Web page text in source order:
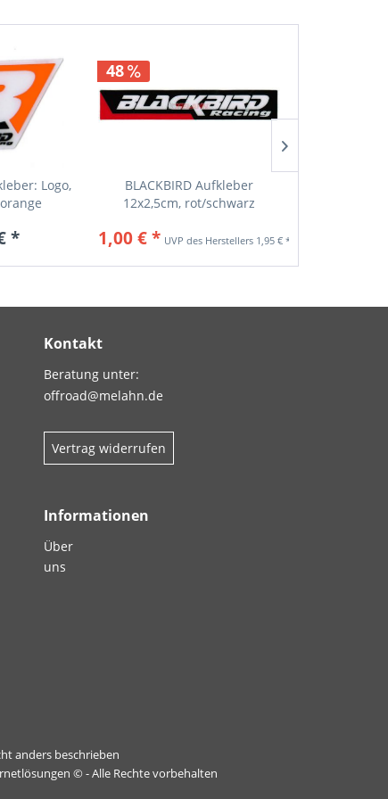
Logo,
*
48
BLACKBIRD Aufkleber
12x2,5cm, rot/schwarz
1,00 € * 1,95 € *
Kontakt
Beratung unter:
offroad@melahn.de
Vertrag widerrufen
Informationen
Über
uns
anders beschrieben
© - Alle Rechte vorbehalten